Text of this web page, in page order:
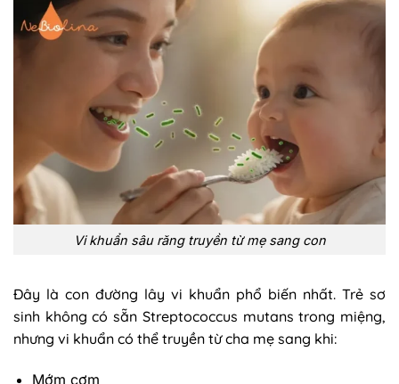
Vi khuẩn sâu răng truyền từ mẹ sang con
Đây là con đường lây vi khuẩn phổ biến nhất. Trẻ sơ
sinh không có sẵn Streptococcus mutans trong miệng,
nhưng vi khuẩn có thể truyền từ cha mẹ sang khi:
Mớm cơm